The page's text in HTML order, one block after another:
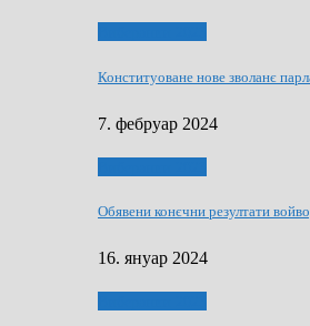
Конституоване нове зволанє
7. фебруар 2024
Обявени конєчни резултати
16. януар 2024